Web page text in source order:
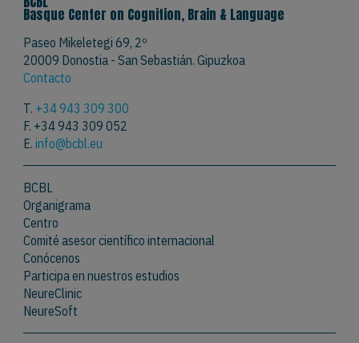
Basque Center on Cognition, Brain & Language
Paseo Mikeletegi 69, 2º
20009 Donostia - San Sebastián. Gipuzkoa
Contacto
T. +34 943 309 300
F. +34 943 309 052
E.info@bcbl.eu
BCBL
Organigrama
Centro
Comité asesor científico internacional
Conócenos
Participa en nuestros estudios
NeureClinic
NeureSoft